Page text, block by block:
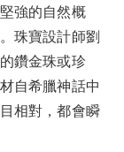
強的自然概
珠寶設計師劉
鑽金珠或珍
自希臘神話中
相對，都會瞬